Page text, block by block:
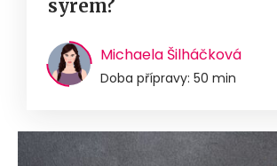
sýrem?
Michaela Šilháčková
Doba přípravy: 50 min